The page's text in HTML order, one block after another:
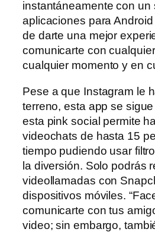
instantáneamente con un
aplicaciones para
de darte una mejor
comunicarte con
cualquier momento y en
Pese a que Instagram le
terreno, esta app se
esta pink social permite
videochats de hasta 15
tiempo pudiendo usar
la diversión. Solo podrás
videollamadas con
dispositivos móviles.
comunicarte con tus
video; sin embargo,